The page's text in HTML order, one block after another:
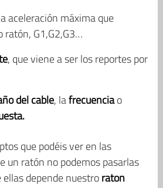
aceleración máxima que
ratón, G1,G2,G3…
, que viene a ser los reportes por
del cable, lafrecuenciao
que podéis ver en las
un ratón no podemos pasarlas
ellas depende nuestroraton